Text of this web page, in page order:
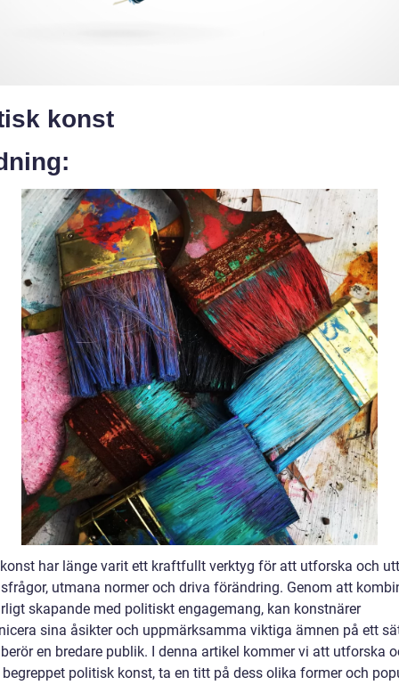
konst
har länge varit ett kraftfullt verktyg för att utforska och
utmana normer och driva förändring. Genom att
skapande med politiskt engagemang, kan konstnärer
sina åsikter och uppmärksamma viktiga ämnen på ett
en bredare publik. I denna artikel kommer vi att utforska
politisk konst, ta en titt på dess olika former och